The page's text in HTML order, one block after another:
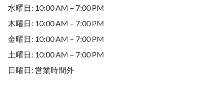
水曜日: 10:00 AM – 7:00 PM
木曜日: 10:00 AM – 7:00 PM
金曜日: 10:00 AM – 7:00 PM
土曜日: 10:00 AM – 7:00 PM
日曜日: 営業時間外